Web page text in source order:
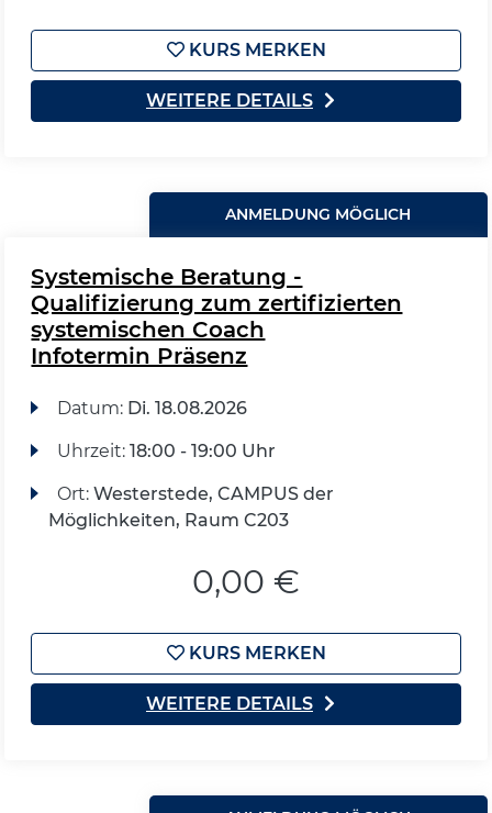
KURS MERKEN
WEITERE DETAILS
ANMELDUNG MÖGLICH
Systemische Beratung -
Qualifizierung zum zertifizierten
systemischen Coach
Infotermin Präsenz
Datum: Di. 18.08.2026
Uhrzeit: 18:00 - 19:00 Uhr
Ort: Westerstede, CAMPUS der
Möglichkeiten, Raum C203
0,00 €
KURS MERKEN
WEITERE DETAILS